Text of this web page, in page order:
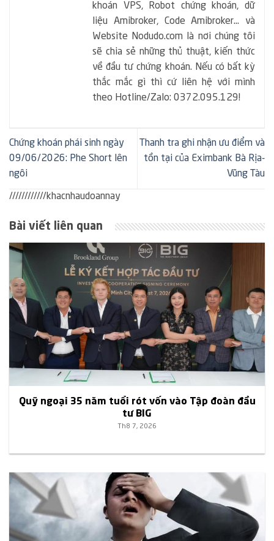
khoán VPS, Robot chứng khoán, dữ
liệu Amibroker, Code Amibroker... và
Website Nodudo.com là nơi chúng tôi
sẽ chia sẻ những thủ thuật, kiến thức
về đầu tư chứng khoán. Nếu có bất kỳ
thắc mắc gì thì cứ liên hệ với mình
theo Hotline/Zalo: 0372.095.129!
Chứng khoán phái sinh ngày
09/06/2026: Phe Short lên
ngôi
Thanh tra ghi nhận ưu điểm và
tồn tại của Eximbank Bà Rịa-
Vũng Tàu
////////////khacnhaudoannay
Bài viết liên quan
Quỹ ngoại 35 năm tuổi rót vốn vào Tập đoàn đầu
tư BIG
Th8 7, 2026